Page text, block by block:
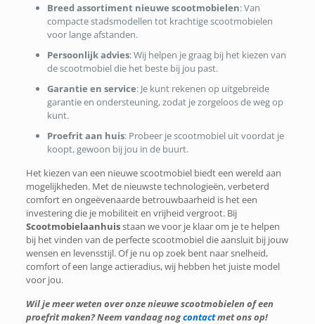
Breed assortiment nieuwe scootmobielen: Van
compacte stadsmodellen tot krachtige scootmobielen
voor lange afstanden.
Persoonlijk advies: Wij helpen je graag bij het kiezen van
de scootmobiel die het beste bij jou past.
Garantie en service: Je kunt rekenen op uitgebreide
garantie en ondersteuning, zodat je zorgeloos de weg op
kunt.
Proefrit aan huis: Probeer je scootmobiel uit voordat je
koopt, gewoon bij jou in de buurt.
Het kiezen van een nieuwe scootmobiel biedt een wereld aan
mogelijkheden. Met de nieuwste technologieën, verbeterd
comfort en ongeëvenaarde betrouwbaarheid is het een
investering die je mobiliteit en vrijheid vergroot. Bij
Scootmobielaanhuisstaan we voor je klaar om je te helpen
bij het vinden van de perfecte scootmobiel die aansluit bij jouw
wensen en levensstijl. Of je nu op zoek bent naar snelheid,
comfort of een lange actieradius, wij hebben het juiste model
voor jou.
Wil je meer weten over onze nieuwe scootmobielen of een
proefrit maken? Neem vandaag nogcontactmet ons op!